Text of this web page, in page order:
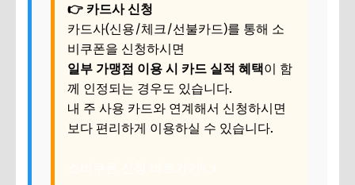
👉 카드사 신청
카드사(신용/체크/선불카드)를 통해 소
비쿠폰을 신청하시면
일부 가맹점 이용 시 카드 실적 혜택이 함
께 인정되는 경우도 있습니다.
내 주 사용 카드와 연계해서 신청하시면
보다 편리하게 이용하실 수 있습니다.